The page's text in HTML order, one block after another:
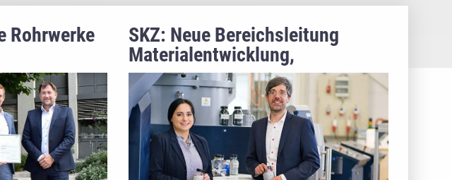
Rohrwerke
SKZ: Neue Bereichsleitung
Materialentwicklung,
Compoundieren und Extrudieren